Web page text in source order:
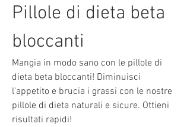
Pillole di dieta beta
bloccanti
Mangia in modo sano con le pillole di
dieta beta bloccanti! Diminuisci
l'appetito e brucia i grassi con le nostre
pillole di dieta naturali e sicure. Ottieni
risultati rapidi!